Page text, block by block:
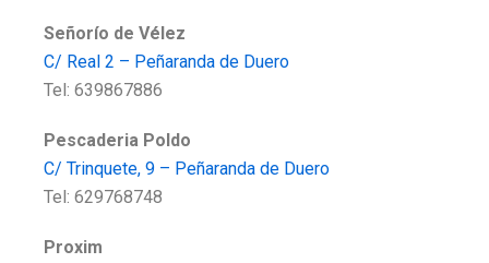
Señorío de Vélez
C/ Real 2 – Peñaranda de Duero
Tel: 639867886
Pescaderia Poldo
C/ Trinquete, 9 – Peñaranda de Duero
Tel: 629768748
Proxim